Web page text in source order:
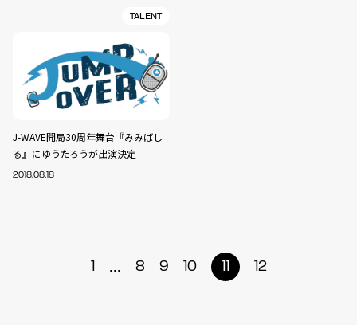
TALENT
J-WAVE開局30周年舞台『みみばし
る』にゆうたろうが出演決定
2018.08.18
1 ... 8 9 10 11 12